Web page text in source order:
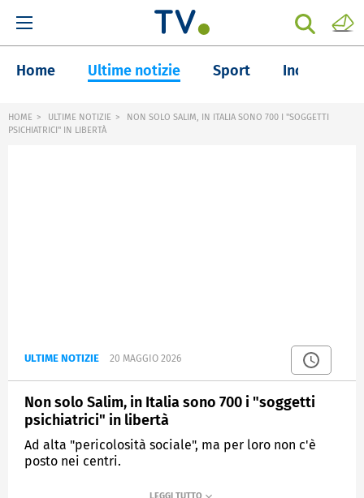
Home Ultime notizie Sport Inchieste
HOME ULTIME NOTIZIE
NON SOLO SALIM, IN ITALIA SONO 700 I "SOGGETTI
PSICHIATRICI" IN LIBERTÀ
ULTIME NOTIZIE 20 MAGGIO 2026
Non solo Salim, in Italia sono 700 i "soggetti
psichiatrici" in libertà
Ad alta "pericolosità sociale", ma per loro non c'è
posto nei centri.